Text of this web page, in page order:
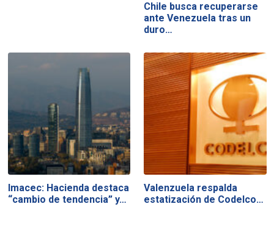
Chile busca recuperarse
ante Venezuela tras un
duro…
Imacec: Hacienda destaca
“cambio de tendencia” y…
Valenzuela respalda
estatización de Codelco…